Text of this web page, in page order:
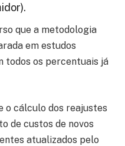
que a metodologia
em estudos
todos os percentuais já
o cálculo dos reajustes
de custos de novos
atualizados pelo